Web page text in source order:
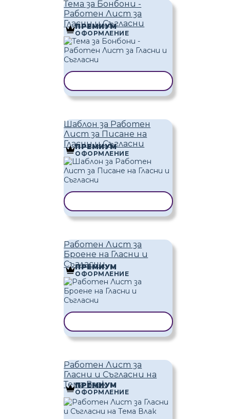
Тема за Бонбони -
Работен Лист за
Гласни и Съгласни
ПРЕМИУМ
ОФОРМЛЕНИЕ
Шаблон за Работен
Лист за Писане на
Гласни и Съгласни
ПРЕМИУМ
ОФОРМЛЕНИЕ
Работен Лист за
Броене на Гласни и
Съгласни
ПРЕМИУМ
ОФОРМЛЕНИЕ
Работен Лист за
Гласни и Съгласни на
Тема Влак
ПРЕМИУМ
ОФОРМЛЕНИЕ